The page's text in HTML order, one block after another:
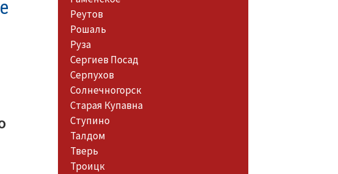
Реутов
Рошаль
Руза
Сергиев Посад
Серпухов
Солнечногорск
Старая Купавна
Ступино
Талдом
Тверь
Троицк